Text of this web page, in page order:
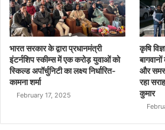
भारत सरकार के द्वारा प्रधानमंत्री
इंटर्नशिप स्कीम्स में एक करोड़ युवाओं को
स्किल्ड अपॉर्चुनिटी का लक्ष्य निर्धारित-
कामना शर्मा
February 17, 2025
कृषि
और
रहा
कुमार